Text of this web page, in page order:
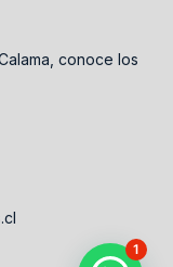
conoce los
1